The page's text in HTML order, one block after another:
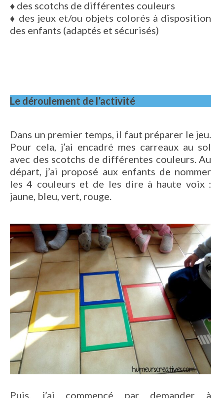
♦ des scotchs de différentes couleurs
♦ des jeux et/ou objets colorés à disposition
des enfants (adaptés et sécurisés)
Le déroulement de l’activité
Dans un premier temps, il faut préparer le jeu.
Pour cela, j’ai encadré mes carreaux au sol
avec des scotchs de différentes couleurs. Au
départ, j’ai proposé aux enfants de nommer
les 4 couleurs et de les dire à haute voix :
jaune, bleu, vert, rouge.
Puis, j’ai commencé par demander à